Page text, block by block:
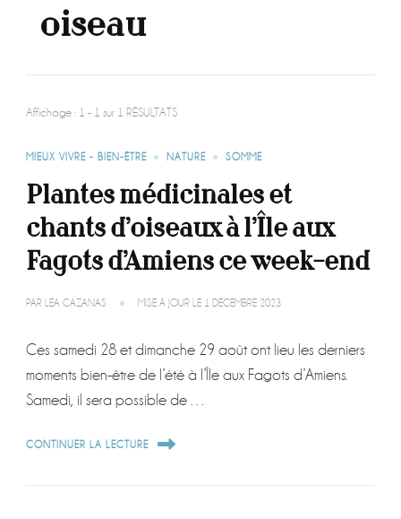
oiseau
Affichage : 1 - 1 sur 1 RÉSULTATS
MIEUX VIVRE - BIEN-ÊTRE NATURE SOMME
Plantes médicinales et
chants d’oiseaux à l’Île aux
Fagots d’Amiens ce week-end
PAR LÉA CAZANAS MISE À JOUR LE 1 DÉCEMBRE 2023
Ces samedi 28 et dimanche 29 août ont lieu les derniers
moments bien-être de l’été à l’Île aux Fagots d’Amiens.
Samedi, il sera possible de …
CONTINUER LA LECTURE